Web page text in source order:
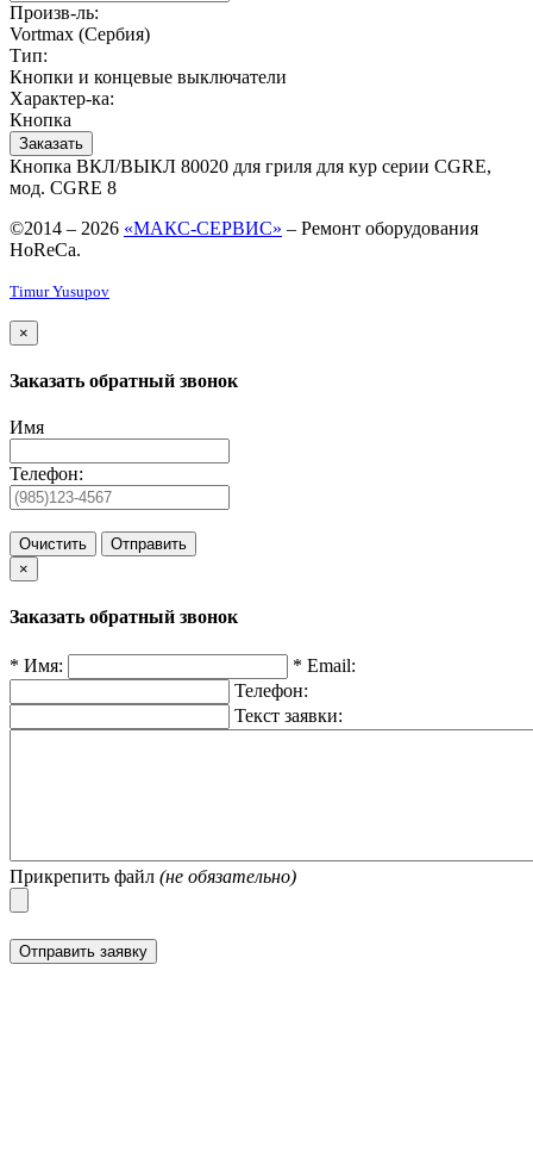
Произв-ль:
Vortmax (Сербия)
Тип:
Кнопки и концевые выключатели
Характер-ка:
Кнопка
Заказать
Кнопка ВКЛ/ВЫКЛ 80020 для гриля для кур серии CGRE,
мод. CGRE 8
©2014 – 2026 «МАКС-СЕРВИС» – Ремонт оборудования
HoReCa.
Timur Yusupov
×
Заказать обратный звонок
Имя
Телефон:
Очистить
Отправить
×
Заказать обратный звонок
* Имя: * Email:
Телефон:
Текст заявки:
Прикрепить файл (не обязательно)
Отправить заявку